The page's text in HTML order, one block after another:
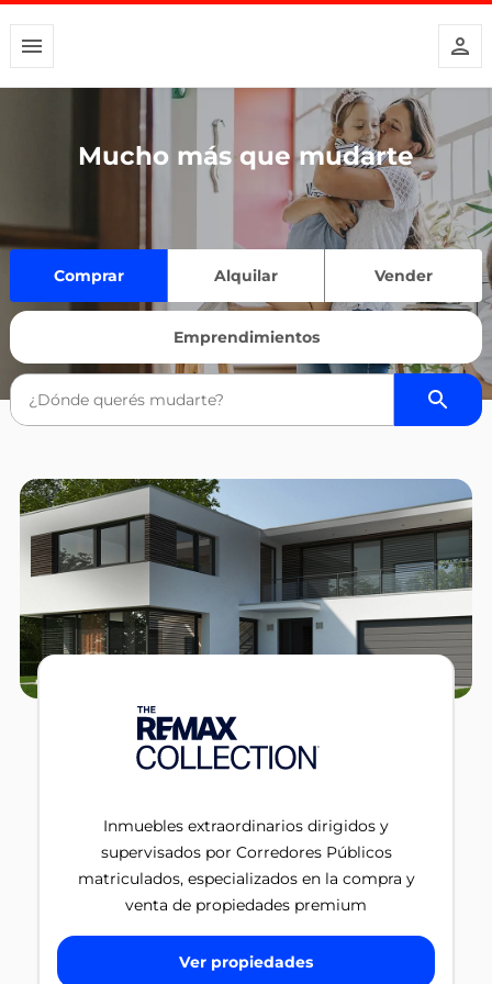
Mucho más que mudarte
Comprar Alquilar Vender
Emprendimientos
Inmuebles extraordinarios dirigidos y
supervisados por Corredores Públicos
matriculados, especializados en la compra y
venta de propiedades premium
Ver propiedades